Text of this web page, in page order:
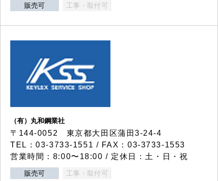
販売可 工事・取付可
（有）丸和鋼業社
〒144-0052 東京都大田区蒲田3-24-4
TEL：03-3733-1551 / FAX：03-3733-1553
営業時間：8:00〜18:00 / 定休日：土・日・祝
販売可 工事・取付可